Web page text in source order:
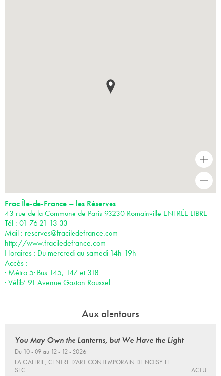
+
Frac Île-de-France – les Réserves
43 rue de la Commune de Paris 93230 Romainville ENTRÉE LIBRE
Tél : 01 76 21 13 33
Mail : reserves@fraciledefrance.com
http://www.fraciledefrance.com
Horaires : Du mercredi au samedi 14h-19h
Accès :
· Métro 5· Bus 145, 147 et 318
· Vélib’ 91 Avenue Gaston Roussel
Aux alentours
You May Own the Lanterns, but We Have the Light
Du 10 - 09 au 12 - 12 - 2026
LA GALERIE, CENTRE D’ART CONTEMPORAIN DE NOISY-LE-
SEC
ACTU